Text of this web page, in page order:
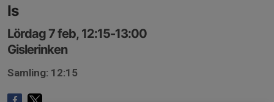
Is
Lördag 7 feb, 12:15-13:00
Gislerinken
Samling: 12:15